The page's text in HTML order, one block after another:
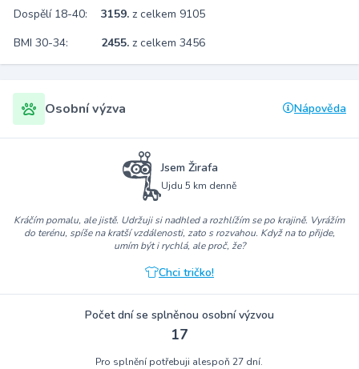
Dospělí 18-40:
3159. z celkem 9105
BMI 30-34:
2455. z celkem 3456
Osobní výzva Nápověda
Jsem Žirafa
Ujdu 5 km denně
Kráčím pomalu, ale jistě. Udržuji si nadhled a rozhlížím se po krajině. Vyrážím
do terénu, spíše na kratší vzdálenosti, zato s rozvahou. Když na to přijde,
umím být i rychlá, ale proč, že?
Chci tričko!
Počet dní se splněnou osobní výzvou
17
Pro splnění potřebuji alespoň 27 dní.